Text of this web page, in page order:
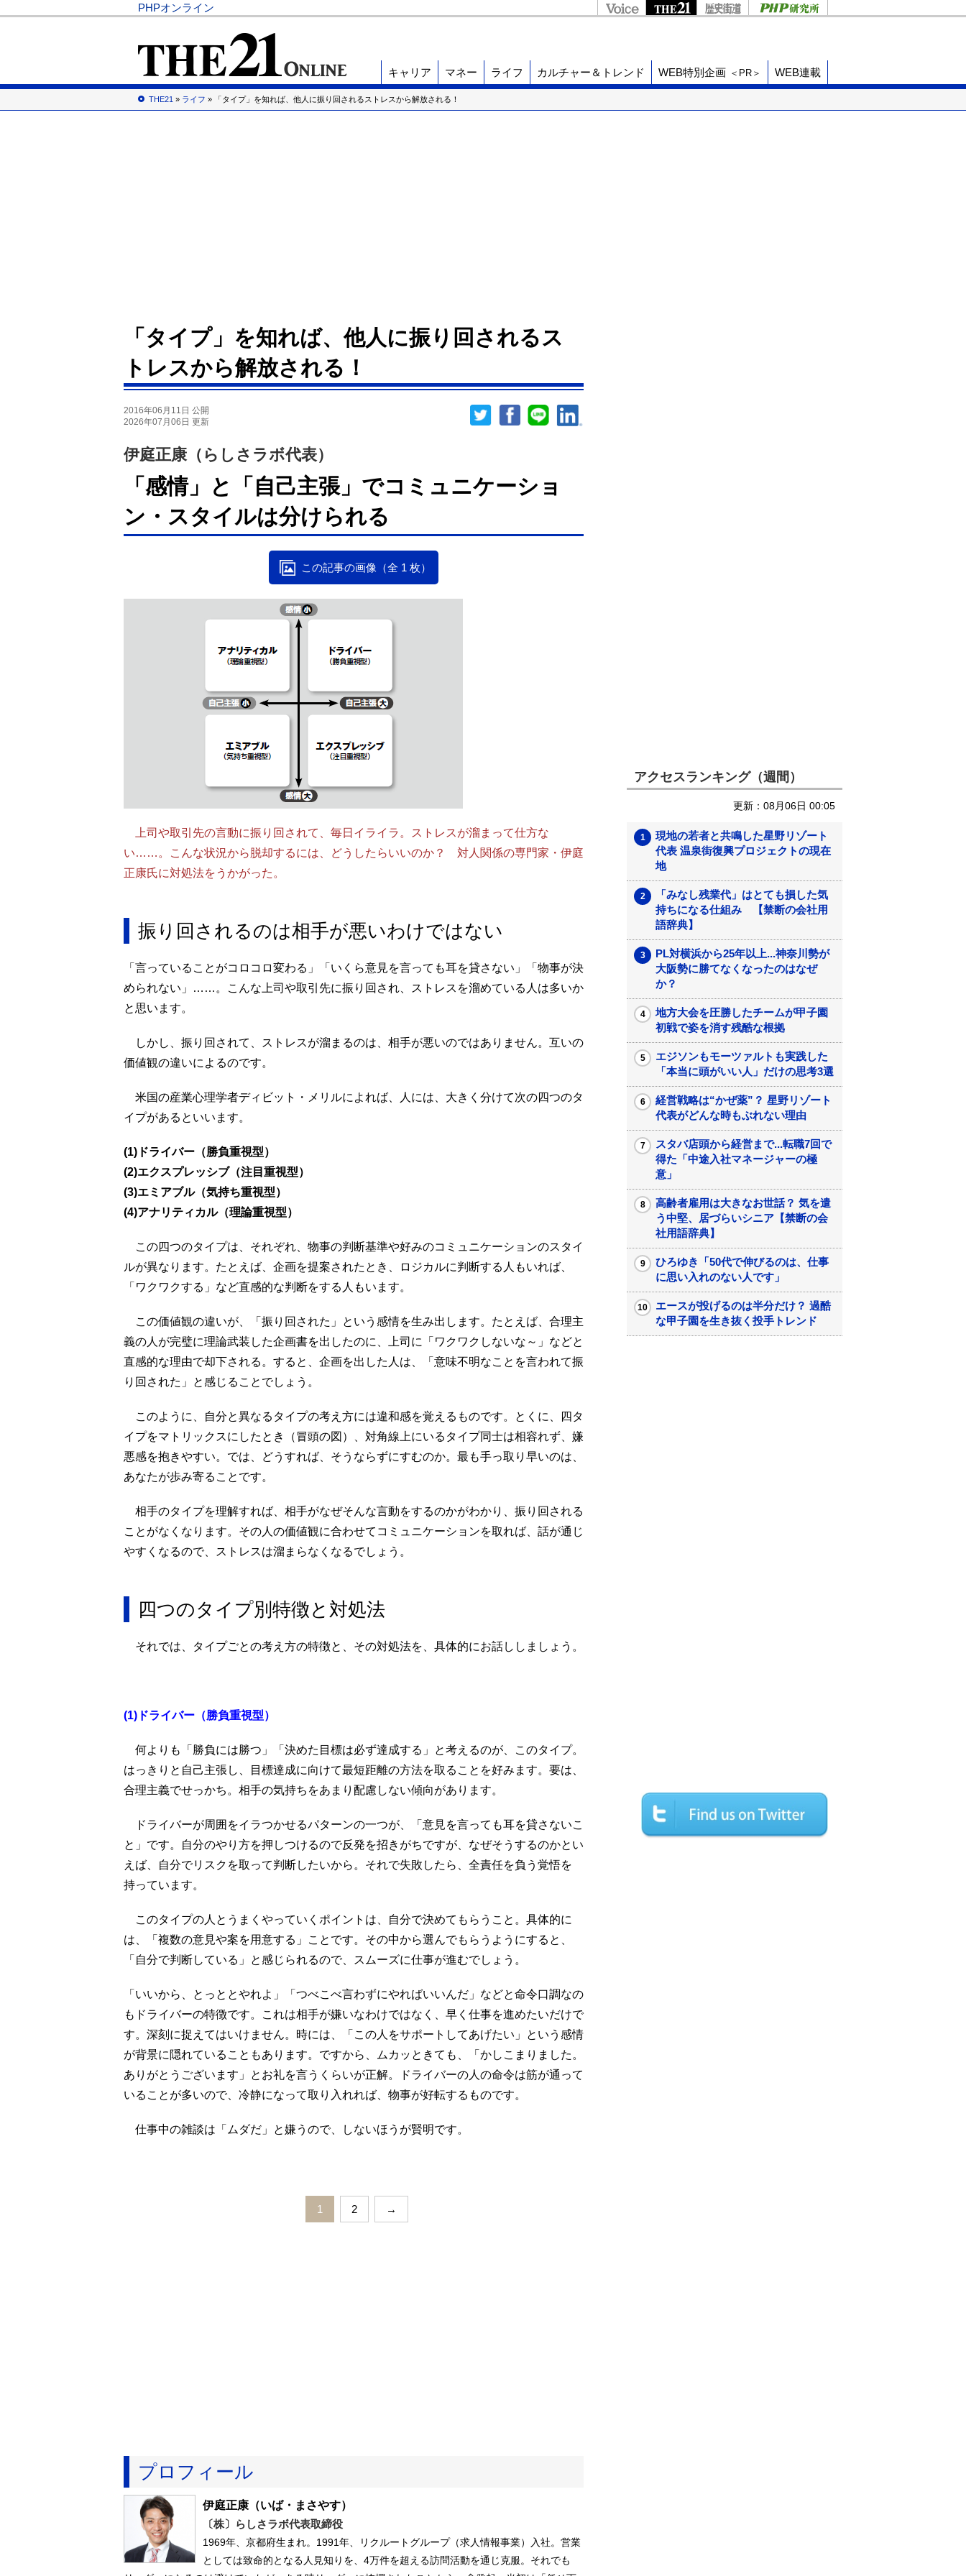
PHPオンライン
キャリア マネー ライフ カルチャー＆トレンド WEB特別企画 ＜PR＞ WEB連載
THE21 » ライフ » 「タイプ」を知れば、他人に振り回されるストレスから解放される！
「タイプ」を知れば、他人に振り回されるス
トレスから解放される！
2016年06月11日 公開
2026年07月06日 更新
伊庭正康（らしさラボ代表）
「感情」と「自己主張」でコミュニケーショ
ン・スタイルは分けられる
この記事の画像（全 1 枚）
上司や取引先の言動に振り回されて、毎日イライラ。ストレスが溜まって仕方な
い……。こんな状況から脱却するには、どうしたらいいのか？ 対人関係の専門家・伊庭
正康氏に対処法をうかがった。
振り回されるのは相手が悪いわけではない
「言っていることがコロコロ変わる」「いくら意見を言っても耳を貸さない」「物事が決
められない」……。こんな上司や取引先に振り回され、ストレスを溜めている人は多いか
と思います。
しかし、振り回されて、ストレスが溜まるのは、相手が悪いのではありません。互いの
価値観の違いによるのです。
米国の産業心理学者ディビット・メリルによれば、人には、大きく分けて次の四つのタ
イプがあるといいます。
(1)ドライバー（勝負重視型）
(2)エクスプレッシブ（注目重視型）
(3)エミアブル（気持ち重視型）
(4)アナリティカル（理論重視型）
この四つのタイプは、それぞれ、物事の判断基準や好みのコミュニケーションのスタイ
ルが異なります。たとえば、企画を提案されたとき、ロジカルに判断する人もいれば、
「ワクワクする」など直感的な判断をする人もいます。
この価値観の違いが、「振り回された」という感情を生み出します。たとえば、合理主
義の人が完璧に理論武装した企画書を出したのに、上司に「ワクワクしないな～」などと
直感的な理由で却下される。すると、企画を出した人は、「意味不明なことを言われて振
り回された」と感じることでしょう。
このように、自分と異なるタイプの考え方には違和感を覚えるものです。とくに、四タ
イプをマトリックスにしたとき（冒頭の図）、対角線上にいるタイプ同士は相容れず、嫌
悪感を抱きやすい。では、どうすれば、そうならずにすむのか。最も手っ取り早いのは、
あなたが歩み寄ることです。
相手のタイプを理解すれば、相手がなぜそんな言動をするのかがわかり、振り回される
ことがなくなります。その人の価値観に合わせてコミュニケーションを取れば、話が通じ
やすくなるので、ストレスは溜まらなくなるでしょう。
四つのタイプ別特徴と対処法
それでは、タイプごとの考え方の特徴と、その対処法を、具体的にお話ししましょう。
(1)ドライバー（勝負重視型）
何よりも「勝負には勝つ」「決めた目標は必ず達成する」と考えるのが、このタイプ。
はっきりと自己主張し、目標達成に向けて最短距離の方法を取ることを好みます。要は、
合理主義でせっかち。相手の気持ちをあまり配慮しない傾向があります。
ドライバーが周囲をイラつかせるパターンの一つが、「意見を言っても耳を貸さないこ
と」です。自分のやり方を押しつけるので反発を招きがちですが、なぜそうするのかとい
えば、自分でリスクを取って判断したいから。それで失敗したら、全責任を負う覚悟を
持っています。
このタイプの人とうまくやっていくポイントは、自分で決めてもらうこと。具体的に
は、「複数の意見や案を用意する」ことです。その中から選んでもらうようにすると、
「自分で判断している」と感じられるので、スムーズに仕事が進むでしょう。
「いいから、とっととやれよ」「つべこべ言わずにやればいいんだ」などと命令口調なの
もドライバーの特徴です。これは相手が嫌いなわけではなく、早く仕事を進めたいだけで
す。深刻に捉えてはいけません。時には、「この人をサポートしてあげたい」という感情
が背景に隠れていることもあります。ですから、ムカッときても、「かしこまりました。
ありがとうございます」とお礼を言うくらいが正解。ドライバーの人の命令は筋が通って
いることが多いので、冷静になって取り入れれば、物事が好転するものです。
仕事中の雑談は「ムダだ」と嫌うので、しないほうが賢明です。
1 2 →
プロフィール
伊庭正康 （いば・まさやす）
〔株〕らしさラボ代表取締役
1969年、京都府生まれ。1991年、リクルートグループ（求人情報事業）入社。営業
としては致命的となる人見知りを、4万件を超える訪問活動を通じ克服。それでも
アクセスランキング（週間）
更新：08月06日 00:05
現地の若者と共鳴した星野リゾート
代表 温泉街復興プロジェクトの現在
地
「みなし残業代」はとても損した気
持ちになる仕組み 【禁断の会社用
語辞典】
PL対横浜から25年以上...神奈川勢が
大阪勢に勝てなくなったのはなぜ
か？
地方大会を圧勝したチームが甲子園
初戦で姿を消す残酷な根拠
エジソンもモーツァルトも実践した
「本当に頭がいい人」だけの思考3選
経営戦略は“かぜ薬”？ 星野リゾート
代表がどんな時もぶれない理由
スタバ店頭から経営まで...転職7回で
得た「中途入社マネージャーの極
意」
高齢者雇用は大きなお世話？ 気を遣
う中堅、居づらいシニア【禁断の会
社用語辞典】
ひろゆき「50代で伸びるのは、仕事
に思い入れのない人です」
エースが投げるのは半分だけ？ 過酷
な甲子園を生き抜く投手トレンド